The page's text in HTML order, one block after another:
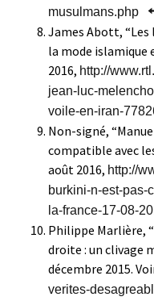
musulmans.php
James Abott, “Les
la mode islamique
2016, http://
jean-luc-
voile-en-iran-
Non-signé,
compatible avec
août 2016, http://
burkini-n-est-pas-
la-france-17-08-
Philippe Marlière,
droite : un clivage
décembre 2015.
verites-